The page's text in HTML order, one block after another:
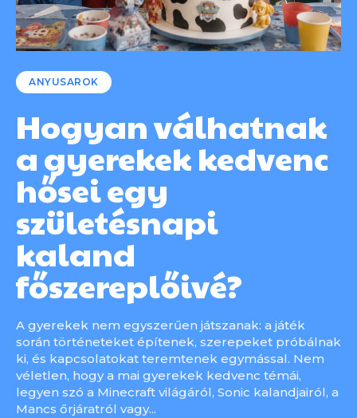
ANYUSAROK
Hogyan válhatnak
a gyerekek kedvenc
hősei egy
születésnapi
kaland
főszereplőivé?
A gyerekek nem egyszerűen játszanak: a játék
során történeteket építenek, szerepeket próbálnak
ki, és kapcsolatokat teremtenek egymással. Nem
véletlen, hogy a mai gyerekek kedvenc témái,
legyen szó a Minecraft világáról, Sonic kalandjairól, a
Mancs őrjáratról vagy...